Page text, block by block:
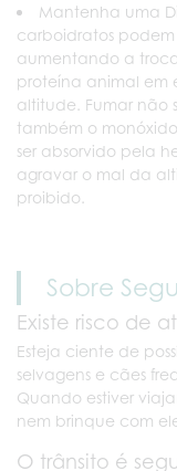
Mantenha uma
carboidratos
aumentando a
proteína animal em
altitude. Fumar não
também o
ser absorvido pela
agravar o mal da
proibido.
Sobre
Existe risco de
Esteja ciente de
selvagens e cães
Quando estiver
nem brinque com
O trânsito é